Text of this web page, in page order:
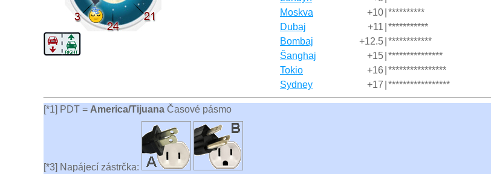
Moskva
+10 **********
Dubaj
+11 ***********
Bombaj
+12.5 ************
Šanghaj
+15 ***************
Tokio
+16 ****************
Sydney
+17 *****************
[*1] PDT = America/Tijuana Časové pásmo
[*3] Napájecí zástrčka: